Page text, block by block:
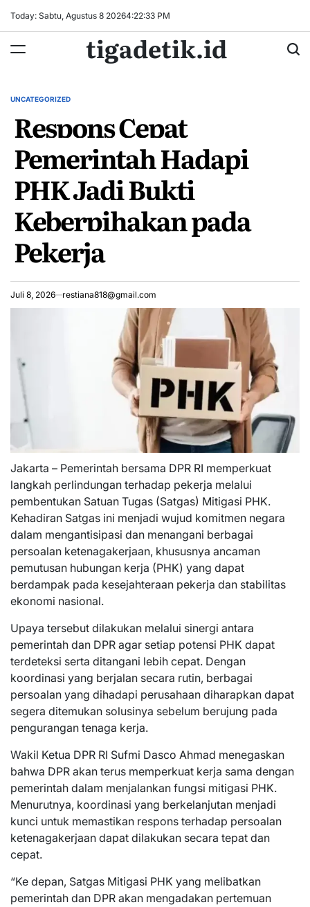
Today: Sabtu, Agustus 8 20264:22:34 PM
tigadetik.id
POSTED
UNCATEGORIZED
Respons Cepat
Pemerintah Hadapi
PHK Jadi Bukti
Keberpihakan pada
Pekerja
Juli 8, 2026 restiana818@gmail.com
Jakarta – Pemerintah bersama DPR RI memperkuat
langkah perlindungan terhadap pekerja melalui
pembentukan Satuan Tugas (Satgas) Mitigasi PHK.
Kehadiran Satgas ini menjadi wujud komitmen negara
dalam mengantisipasi dan menangani berbagai
persoalan ketenagakerjaan, khususnya ancaman
pemutusan hubungan kerja (PHK) yang dapat
berdampak pada kesejahteraan pekerja dan stabilitas
ekonomi nasional.
Upaya tersebut dilakukan melalui sinergi antara
pemerintah dan DPR agar setiap potensi PHK dapat
terdeteksi serta ditangani lebih cepat. Dengan
koordinasi yang berjalan secara rutin, berbagai
persoalan yang dihadapi perusahaan diharapkan dapat
segera ditemukan solusinya sebelum berujung pada
pengurangan tenaga kerja.
Wakil Ketua DPR RI Sufmi Dasco Ahmad menegaskan
bahwa DPR akan terus memperkuat kerja sama dengan
pemerintah dalam menjalankan fungsi mitigasi PHK.
Menurutnya, koordinasi yang berkelanjutan menjadi
kunci untuk memastikan respons terhadap persoalan
ketenagakerjaan dapat dilakukan secara tepat dan
cepat.
“Ke depan, Satgas Mitigasi PHK yang melibatkan
pemerintah dan DPR akan mengadakan pertemuan